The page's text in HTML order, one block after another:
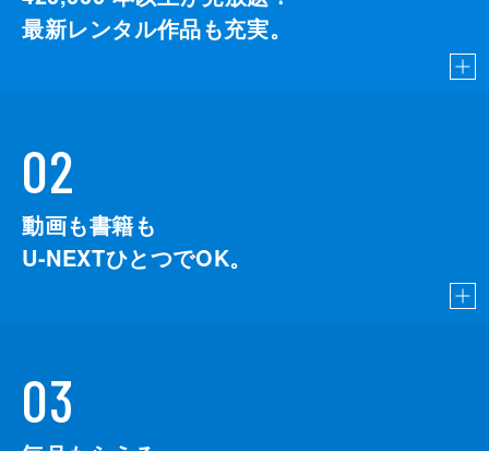
最新レンタル作品も充実。
02
動画も書籍も
U-NEXTひとつでOK。
03